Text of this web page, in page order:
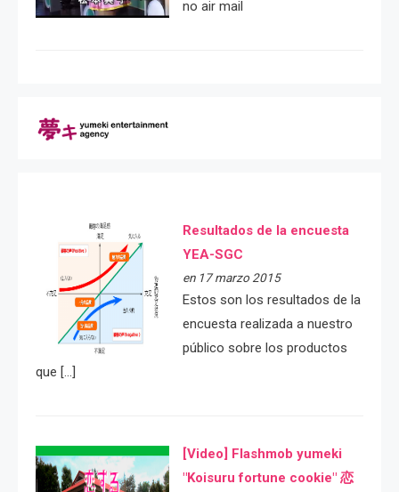
no air mail
Resultados de la encuesta
YEA-SGC
en 17 marzo 2015
Estos son los resultados de la
encuesta realizada a nuestro
público sobre los productos
que […]
[Video] Flashmob yumeki
"Koisuru fortune cookie" 恋